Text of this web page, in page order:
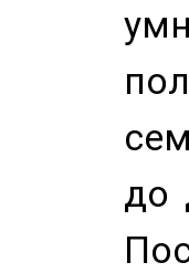
до